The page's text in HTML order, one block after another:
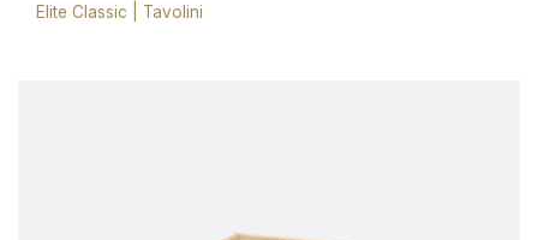
Elite Classic
Tavolini